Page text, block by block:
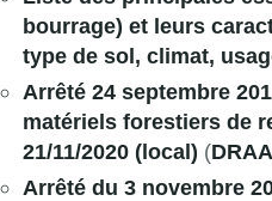
bourrage) et leurs
type de sol, climat,
Arrêté 24 septembre
matériels forestiers de
21/11/2020 (local) (
Arrêté du 3 novembre